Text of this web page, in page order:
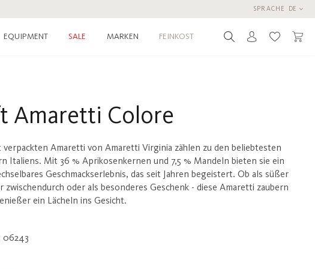
SPRACHE DE
EQUIPMENT SALE MARKEN FEINKOST Du hast 0
Amaretti Colore
verpackten Amaretti von Amaretti Virginia zählen zu den beliebtesten
Italiens. Mit 36 % Aprikosenkernen und 7,5 % Mandeln bieten sie ein
Geschmackserlebnis, das seit Jahren begeistert. Ob als süßer
zwischendurch oder als besonderes Geschenk - diese Amaretti zaubern
ein Lächeln ins Gesicht.
06243